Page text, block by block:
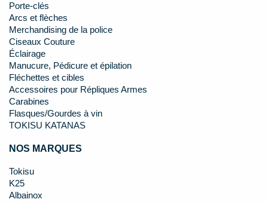
Porte-clés
Arcs et flèches
Merchandising de la police
Ciseaux Couture
Éclairage
Manucure, Pédicure et épilation
Fléchettes et cibles
Accessoires pour Répliques Armes
Carabines
Flasques/Gourdes à vin
TOKISU KATANAS
NOS MARQUES
Tokisu
K25
Albainox